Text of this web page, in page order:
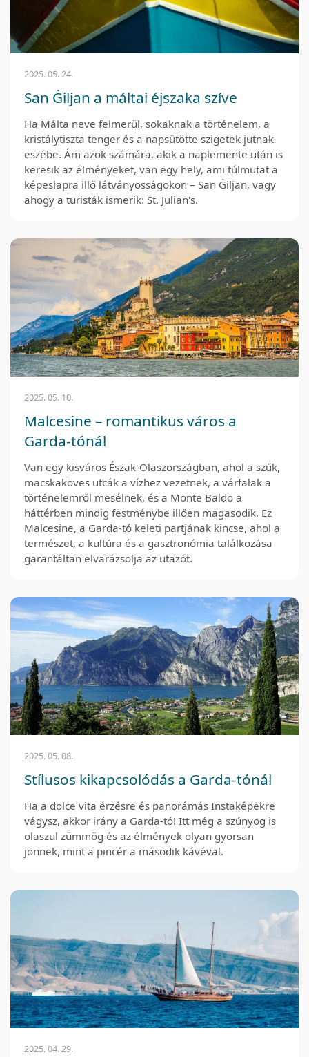
2025. 05. 24.
San Ġiljan a máltai éjszaka szíve
Ha Málta neve felmerül, sokaknak a történelem, a
kristálytiszta tenger és a napsütötte szigetek jutnak
eszébe. Ám azok számára, akik a naplemente után is
keresik az élményeket, van egy hely, ami túlmutat a
képeslapra illő látványosságokon – San Ġiljan, vagy
ahogy a turisták ismerik: St. Julian's.
2025. 05. 10.
Malcesine – romantikus város a
Garda-tónál
Van egy kisváros Észak-Olaszországban, ahol a szűk,
macskaköves utcák a vízhez vezetnek, a várfalak a
történelemről mesélnek, és a Monte Baldo a
háttérben mindig festménybe illően magasodik. Ez
Malcesine, a Garda-tó keleti partjának kincse, ahol a
természet, a kultúra és a gasztronómia találkozása
garantáltan elvarázsolja az utazót.
2025. 05. 08.
Stílusos kikapcsolódás a Garda-tónál
Ha a dolce vita érzésre és panorámás Instaképekre
vágysz, akkor irány a Garda-tó! Itt még a szúnyog is
olaszul zümmög és az élmények olyan gyorsan
jönnek, mint a pincér a második kávéval.
2025. 04. 29.